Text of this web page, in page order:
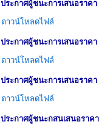
ประกาศผู้ชนะการเสนอราคา
ดาวน์โหลดไฟล์
ประกาศผู้ชนะการเสนอราคา
ดาวน์โหลดไฟล์
ประกาศผู้ชนะการเสนอราค
ดาวน์โหลดไฟล์
ประกาศผู้ชนะกสนเสนอราค